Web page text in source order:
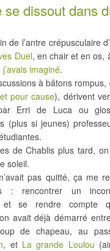
se dissout dans
de l’antre crépusculaire
Duel, en chair et en os,
imaginé.
à bâtons
et pour cause), dérivent
Erri de Luca ou
(plus si jeunes)
de Chablis plus tard,
soleil.
pas quitté, ça me
: rencontrer un
et se rendre compte
avait déjà démarré
de chapeau, au
, et La grande Loulou